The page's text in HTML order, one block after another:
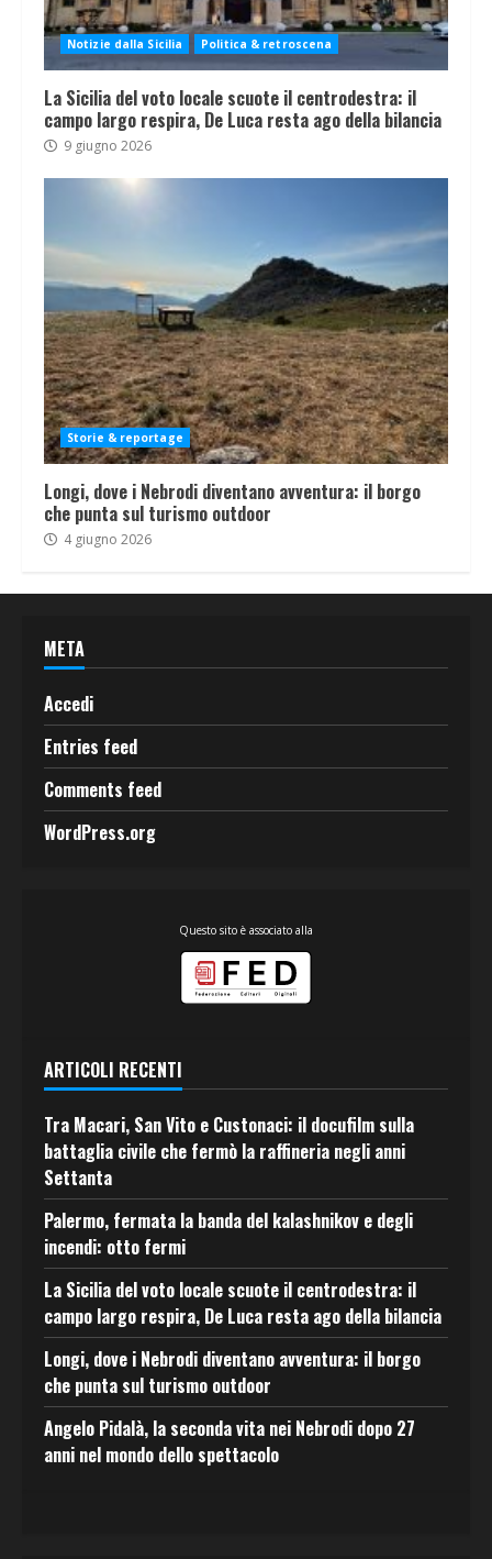
Notizie dalla Sicilia Politica & retroscena
La Sicilia del voto locale scuote il centrodestra: il
campo largo respira, De Luca resta ago della bilancia
9 giugno 2026
Storie & reportage
Longi, dove i Nebrodi diventano avventura: il borgo
che punta sul turismo outdoor
4 giugno 2026
META
Accedi
Entries feed
Comments feed
WordPress.org
Questo sito è associato alla
ARTICOLI RECENTI
Tra Macari, San Vito e Custonaci: il docufilm sulla
battaglia civile che fermò la raffineria negli anni
Settanta
Palermo, fermata la banda del kalashnikov e degli
incendi: otto fermi
La Sicilia del voto locale scuote il centrodestra: il
campo largo respira, De Luca resta ago della bilancia
Longi, dove i Nebrodi diventano avventura: il borgo
che punta sul turismo outdoor
Angelo Pidalà, la seconda vita nei Nebrodi dopo 27
anni nel mondo dello spettacolo